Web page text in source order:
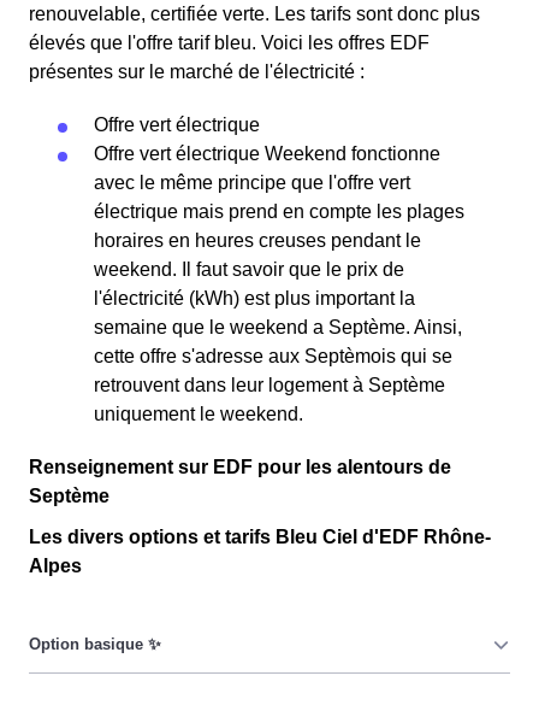
renouvelable, certifiée verte. Les tarifs sont donc plus
élevés que l'offre tarif bleu. Voici les offres EDF
présentes sur le marché de l'électricité :
Offre vert électrique
Offre vert électrique Weekend fonctionne
avec le même principe que l'offre vert
électrique mais prend en compte les plages
horaires en heures creuses pendant le
weekend. Il faut savoir que le prix de
l'électricité (kWh) est plus important la
semaine que le weekend a Septème. Ainsi,
cette offre s'adresse aux Septèmois qui se
retrouvent dans leur logement à Septème
uniquement le weekend.
Renseignement sur EDF pour les alentours de
Septème
Les divers options et tarifs Bleu Ciel d'EDF Rhône-
Alpes